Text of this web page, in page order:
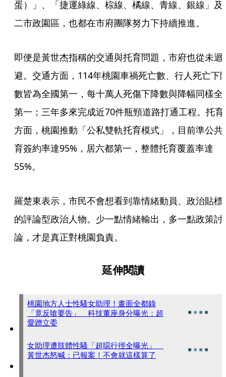
蛋）」、「捷運綠線、棕線、橘線、青線、銀線」及
二市政園區，也都在市府團隊努力下持續推進。
即便是黃世杰指稱的交通與托育問題，市府也從未迴
避。交通方面，114年桃園車禍死亡數、行人死亡下
數皆為全國第一，每十萬人死傷下降數與降幅同樣全
第一；三年多來完成近70件瓶頸道路打通工程。托育
方面，桃園推動「公私雙軌托育模式」，目前準公共
育簽約率達95%，居六都第一，整體托育覆蓋率達
55%。
羅楚東表示，市民不會想看到靠情緒動員、政治貼標
的評論型政治人物。少一點情緒輸出，多一點政策討
論，才是真正對桃園負責。
延伸閱讀
桃園地方人士性騷女助理！畫面全都錄
「竟反嗆要告」 科技董座身分曝光：超
愛蹭立委
女助理遭肢體性騷「超噁行徑全曝光」
黃世杰怒喊：已報案！不會就這樣算了